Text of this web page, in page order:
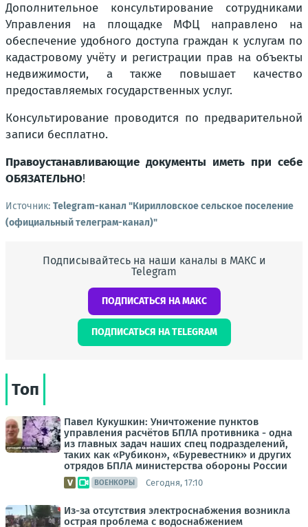
Дополнительное консультирование сотрудниками
Управления на площадке МФЦ направлено на
обеспечение удобного доступа граждан к услугам по
кадастровому учёту и регистрации прав на объекты
недвижимости, а также повышает качество
предоставляемых государственных услуг.
Консультирование проводится по предварительной
записи бесплатно.
Правоустанавливающие документы иметь при себе
ОБЯЗАТЕЛЬНО!
Источник: Telegram-канал "Кирилловское сельское поселение
(официальный телеграм-канал)"
Подписывайтесь на наши каналы в МАКС и
Telegram
ПОДПИСАТЬСЯ НА МАКС
ПОДПИСАТЬСЯ НА TELEGRAM
Топ
Павел Кукушкин: Уничтожение пунктов
управления расчётов БПЛА противника - одна
из главных задач наших спец подразделений,
таких как «Рубикон», «Буревестник» и других
отрядов БПЛА министерства обороны России
ВОЕНКОРЫ Сегодня, 17:10
Из-за отсутствия электроснабжения возникла
острая проблема с водоснабжением